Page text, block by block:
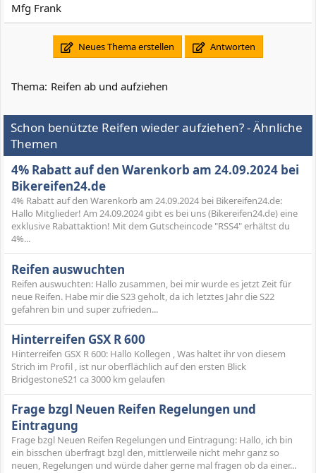
Mfg Frank
Neues Thema erstellen Antworten
Thema: Reifen ab und aufziehen
Schon benützte Reifen wieder aufziehen? - Ähnliche
Themen
4% Rabatt auf den Warenkorb am 24.09.2024 bei
Bikereifen24.de
4% Rabatt auf den Warenkorb am 24.09.2024 bei Bikereifen24.de:
Hallo Mitglieder! Am 24.09.2024 gibt es bei uns (Bikereifen24.de) eine
exklusive Rabattaktion! Mit dem Gutscheincode "RSS4" erhältst du
4%...
Reifen auswuchten
Reifen auswuchten: Hallo zusammen, bei mir wurde es jetzt Zeit für
neue Reifen. Habe mir die S23 geholt, da ich letztes Jahr die S22
gefahren bin und super zufrieden...
Hinterreifen GSX R 600
Hinterreifen GSX R 600: Hallo Kollegen , Was haltet ihr von diesem
Strich im Profil , ist nur oberflächlich auf den ersten Blick
BridgestoneS21 ca 3000 km gelaufen
Frage bzgl Neuen Reifen Regelungen und
Eintragung
Frage bzgl Neuen Reifen Regelungen und Eintragung: Hallo, ich bin
ein bisschen überfragt bzgl den, mittlerweile nicht mehr ganz so
neuen, Regelungen und würde daher gerne mal fragen ob da einer...